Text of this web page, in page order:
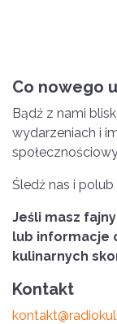
Co nowego
Bądź z nami
wydarzeniach i
Śledź nas i polub
Jeśli masz
lub informacje
kulinarnych
Kontakt